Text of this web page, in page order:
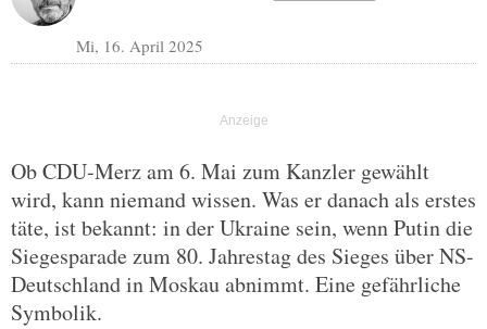
Mi, 16. April 2025
Ob CDU-Merz am 6. Mai zum Kanzler gewählt
wird, kann niemand wissen. Was er danach als erstes
täte, ist bekannt: in der Ukraine sein, wenn Putin die
Siegesparade zum 80. Jahrestag des Sieges über NS-
Deutschland in Moskau abnimmt. Eine gefährliche
Symbolik.